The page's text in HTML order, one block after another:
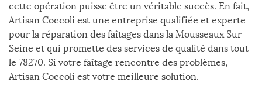
cette opération puisse être un véritable succès. En fait,
Artisan Coccoli est une entreprise qualifiée et experte
pour la réparation des faîtages dans la Mousseaux Sur
Seine et qui promette des services de qualité dans tout
le 78270. Si votre faîtage rencontre des problèmes,
Artisan Coccoli est votre meilleure solution.